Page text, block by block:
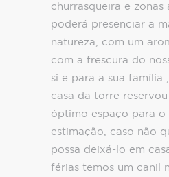
churrasqueira e zonas
poderá presenciar a
natureza, com um
com a frescura do
si e para a sua família
casa da torre
óptimo espaço para o
estimação, caso não
possa deixá-lo em
férias temos um canil